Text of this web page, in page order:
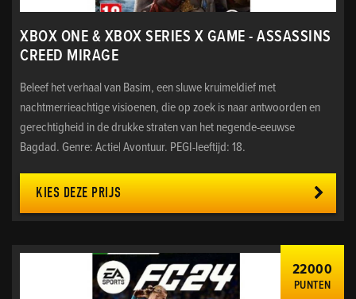
XBOX ONE & XBOX SERIES X GAME - ASSASSINS
CREED MIRAGE
Beleef het verhaal van Basim, een sluwe kruimeldief met
nachtmerrieachtige visioenen, die op zoek is naar antwoorden en
gerechtigheid in de drukke straten van het negende-eeuwse
Bagdad. Genre: Actie| Avontuur. PEGI-leeftijd: 18.
KIES DEZE PRIJS
22000
PUNTEN